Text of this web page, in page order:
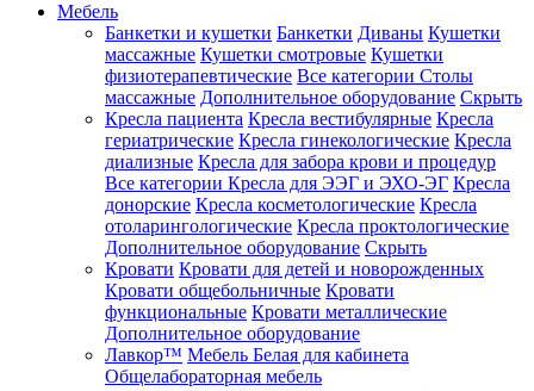
Мебель
Банкетки и кушетки Банкетки Диваны Кушетки
массажные Кушетки смотровые Кушетки
физиотерапевтические Все категории Столы
массажные Дополнительное оборудование Скрыть
Кресла пациента Кресла вестибулярные Кресла
гериатрические Кресла гинекологические Кресла
диализные Кресла для забора крови и процедур
Все категории Кресла для ЭЭГ и ЭХО-ЭГ Кресла
донорские Кресла косметологические Кресла
отоларингологические Кресла проктологические
Дополнительное оборудование Скрыть
Кровати Кровати для детей и новорожденных
Кровати общебольничные Кровати
функциональные Кровати металлические
Дополнительное оборудование
Лавкор™ Мебель Белая для кабинета
Общелабораторная мебель